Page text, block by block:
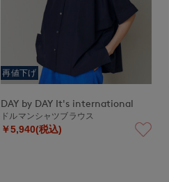
再値下げ
DAY by DAY It's international
ドルマンシャツブラウス
￥5,940(税込)